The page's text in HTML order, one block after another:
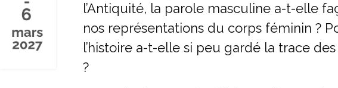
l’Antiquité, la parole masculine a-t-elle
nos représentations du corps féminin ?
l’histoire a-t-elle si peu gardé la trace
?